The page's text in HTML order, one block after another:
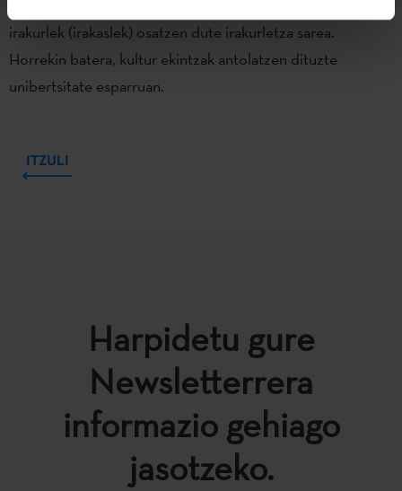
irakurlek (irakaslek) osatzen dute irakurletza sarea.
Horrekin batera, kultur ekintzak antolatzen dituzte
unibertsitate esparruan.
ITZULI
Harpidetu gure
Newsletterrera
informazio gehiago
jasotzeko.